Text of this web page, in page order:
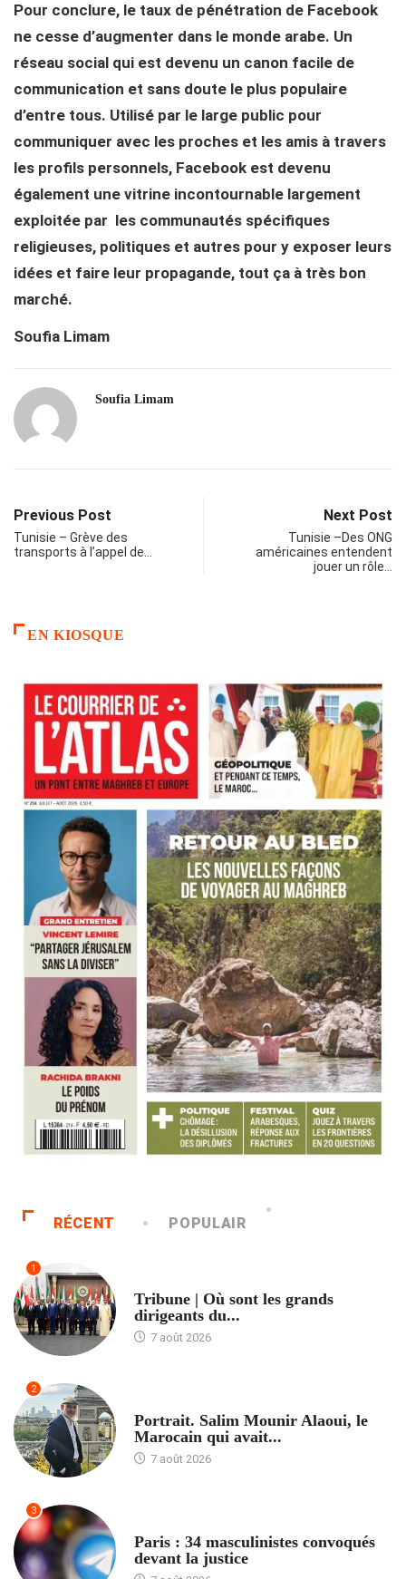
Pour conclure, le taux de pénétration de Facebook
ne cesse d’augmenter dans le monde arabe. Un
réseau social qui est devenu un canon facile de
communication et sans doute le plus populaire
d’entre tous. Utilisé par le large public pour
communiquer avec les proches et les amis à travers
les profils personnels, Facebook est devenu
également une vitrine incontournable largement
exploitée par les communautés spécifiques
religieuses, politiques et autres pour y exposer leurs
idées et faire leur propagande, tout ça à très bon
marché.
Soufia Limam
Soufia Limam
Previous Post
Tunisie – Grève des
transports à l’appel de…
Next Post
Tunisie –Des ONG
américaines entendent
jouer un rôle…
EN KIOSQUE
RÉCENT POPULAIR
1
Tribune | Où sont les grands
dirigeants du...
7 août 2026
2
Portrait. Salim Mounir Alaoui, le
Marocain qui avait...
7 août 2026
3
Paris : 34 masculinistes convoqués
devant la justice